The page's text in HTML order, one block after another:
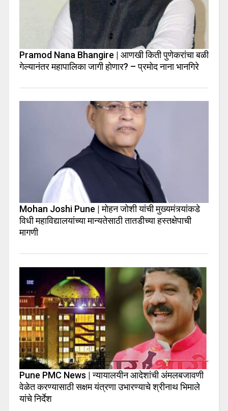
Pramod Nana Bhangire | आणखी किती पुणेकरांचा बळी
गेल्यानंतर महापालिका जागी होणार? – प्रमोद नाना भानगिरे
Mohan Joshi Pune | मोहन जोशी यांची मुख्यमंत्र्यांकडे
विधी महाविद्यालयांच्या मान्यतेसाठी तातडीच्या हस्तक्षेपाची
मागणी
Pune PMC News | न्यायालयीन आदेशांची अंमलबजावणी
वेळेत करण्यासाठी सक्षम यंत्रणा उभारण्याचे श्रीनाथ भिमाले
यांचे निर्देश